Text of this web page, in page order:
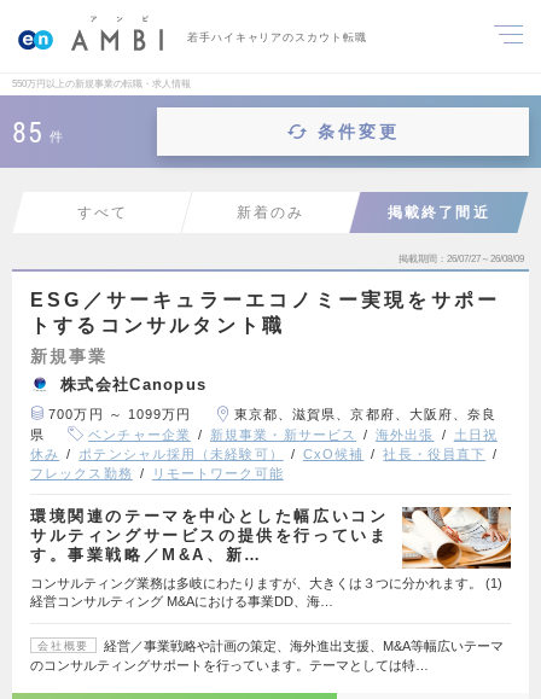
若手ハイキャリアのスカウト転職
550万円以上の新規事業の転職・求人情報
85 件 条件変更
すべて 新着のみ 掲載終了間近
掲載期間 26/07/27～26/08/09
ESG／サーキュラーエコノミー実現をサポー
トするコンサルタント職
新規事業
株式会社Canopus
700万円 ～ 1099万円
東京都、滋賀県、京都府、大阪府、奈良
県
ベンチャー企業 新規事業・新サービス 海外出張
土日祝
休み
ポテンシャル採用（未経験可） CxO候補
社長・役員直下
フレックス勤務
リモートワーク可能
環境関連のテーマを中心とした幅広いコン
サルティングサービスの提供を行っていま
す。事業戦略／M&A、新…
コンサルティング業務は多岐にわたりますが、大きくは３つに分かれます。 (1)
経営コンサルティング M&Aにおける事業DD、海…
会社概要
経営／事業戦略や計画の策定、海外進出支援、M&A等幅広いテーマ
のコンサルティングサポートを行っています。テーマとしては特…